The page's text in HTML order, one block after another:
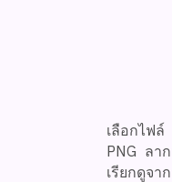
เลือกไฟ
PNG ลา
เรียกดูจ